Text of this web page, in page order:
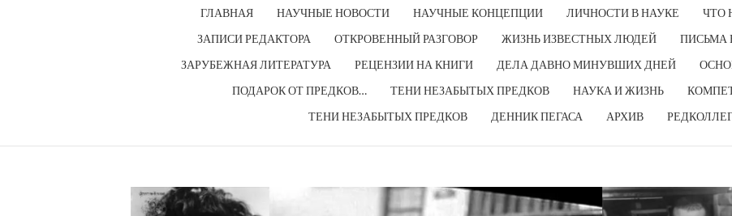
ГЛАВНАЯ НАУЧНЫЕ НОВОСТИ НАУЧНЫЕ КОНЦЕПЦИИ ЛИЧНОСТИ В НАУКЕ ЧТО
ЗАПИСИ РЕДАКТОРА
ОТКРОВЕННЫЙ РАЗГОВОР ЖИЗНЬ ИЗВЕСТНЫХ ЛЮДЕЙ ПИСЬМА
ЗАРУБЕЖНАЯ ЛИТЕРАТУРА
РЕЦЕНЗИИ НА КНИГИ ДЕЛА ДАВНО МИНУВШИХ ДНЕЙ
ПОДАРОК ОТ ПРЕДКОВ…
ТЕНИ НЕЗАБЫТЫХ ПРЕДКОВ НАУКА И ЖИЗНЬ
ТЕНИ НЕЗАБЫТЫХ ПРЕДКОВ
ДЕННИК ПЕГАСА АРХИВ